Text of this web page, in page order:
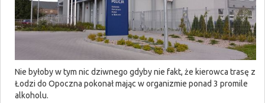
Nie byłoby w tym nic dziwnego gdyby nie fakt, że kierowca trasę z
Łodzi do Opoczna pokonał mając w organizmie ponad 3 promile
alkoholu.